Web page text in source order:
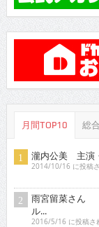
月間TOP10 総
瀧内公美 主演
2014/10/16 に投稿
雨宮留菜さん
ル...
2016/5/16 に投稿さ